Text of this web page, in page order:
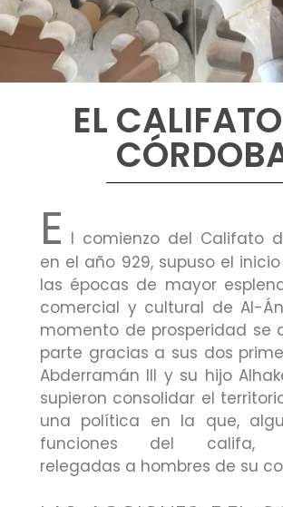
EL
E l comienzo del Califato
en el año 929, supuso el
las épocas de mayor
comercial y cultural de Al-
momento de prosperidad se
parte gracias a sus dos
Abderramán III y su hijo
supieron consolidar el
una política en la que,
funciones del califa,
relegadas a hombres de su